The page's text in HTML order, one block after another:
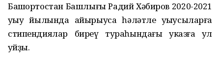
Башҡортостан Башлығы Радий Хәбиров 2020-2021
уҡыу йылында айырыуса һәләтле уҡыусыларға
стипендиялар биреү тураһындағы указға ҡул
ҡуйҙы.